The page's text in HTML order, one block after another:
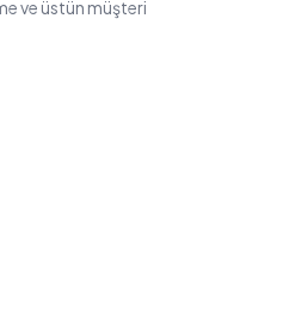
ve üstün müşteri